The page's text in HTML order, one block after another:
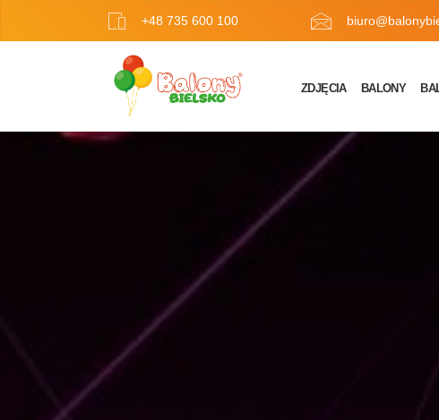
+48 735 600 100
ZDJĘCIA BALONY